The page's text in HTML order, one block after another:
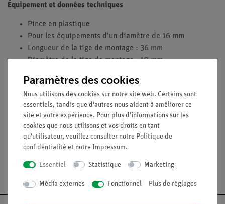
Équipement et données techniques
Pince en plastique
Pour les équipements d'un diamètre de 16 mm
Longueur de la tige de montage : 36 mm
Diamètre de la tige de montage : 10 mm
Accessoires
Pompe à eau/générateur 05753-00
Unité de production d'énergie solaire concentrée 05765-00
Livraison gratuite à partir de 300,- €.
Paramètres des cookies
Nous utilisons des cookies sur notre site web. Certains sont
essentiels, tandis que d'autres nous aident à améliorer ce
site et votre expérience. Pour plus d'informations sur les
cookies que nous utilisons et vos droits en tant
qu'utilisateur, veuillez consulter notre Politique de
confidentialité et notre Impressum.
Essentiel Statistique Marketing
Média externes Fonctionnel Plus de réglages